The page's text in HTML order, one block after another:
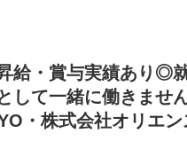
同行
ミュニケーションを取る
記録作成 など
入浴、排泄のような介助・介
ご安心ください！
昇給・賞与実績あり◎
して一緒に働きませ
・株式会社オリエン